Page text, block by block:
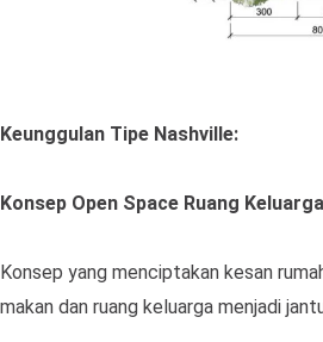
Keunggulan Tipe Nashville:
Konsep Open Space Ruang
Konsep yang menciptakan kesan
makan dan ruang keluarga menjadi